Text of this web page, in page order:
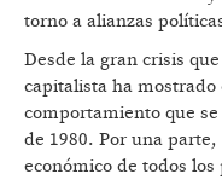
torno a alianzas
Desde la gran crisis
capitalista ha
comportamiento que
de 1980. Por una
económico de todos